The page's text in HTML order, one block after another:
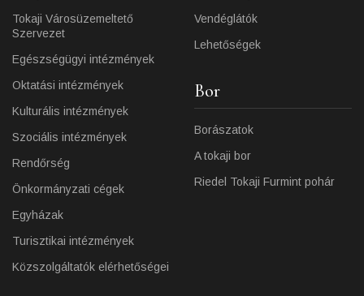
Tokaji Városüzemeltető
Szervezet
Egészségügyi intézmények
Oktatási intézmények
Kulturális intézmények
Szociális intézmények
Rendőrség
Önkormányzati cégek
Egyházak
Turisztikai intézmények
Közszolgáltatók elérhetőségei
Vendéglátók
Lehetőségek
Bor
Borászatok
A tokaji bor
Riedel Tokaji Furmint pohár